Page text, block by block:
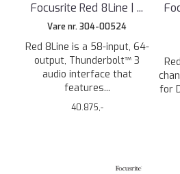
Focusrite Red 8Line | ...
Vare nr. 304-00524
Red 8Line is a 58-input, 64-
output, Thunderbolt™ 3
audio interface that
features...
40.875,-
for